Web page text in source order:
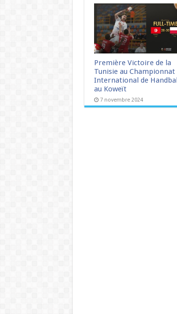
Première Victoire de la
Tunisie au Championnat
International de Handball
au Koweït
7 novembre 2024